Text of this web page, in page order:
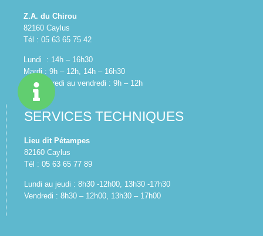
Z.A. du Chirou
82160 Caylus
Tél : 05 63 65 75 42
Lundi : 14h – 16h30
Mardi : 9h – 12h, 14h – 16h30
Du mercredi au vendredi : 9h – 12h
SERVICES TECHNIQUES
Lieu dit Pétampes
82160 Caylus
Tél : 05 63 65 77 89
Lundi au jeudi : 8h30 -12h00, 13h30 -17h30
Vendredi : 8h30 – 12h00, 13h30 – 17h00